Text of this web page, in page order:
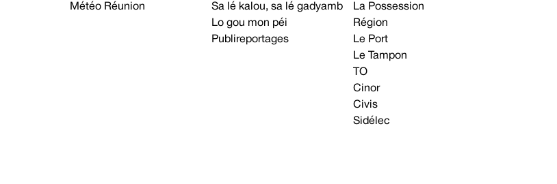
Météo Réunion
Sa lé kalou, sa lé gadyamb
Lo gou mon péi
Publireportages
La Possession
Région
Le Port
Le Tampon
TO
Cinor
Civis
Sidélec